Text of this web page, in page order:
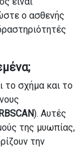
ο ασθενής
το σχήμα και το
). Αυτές
της μυωπίας,
την